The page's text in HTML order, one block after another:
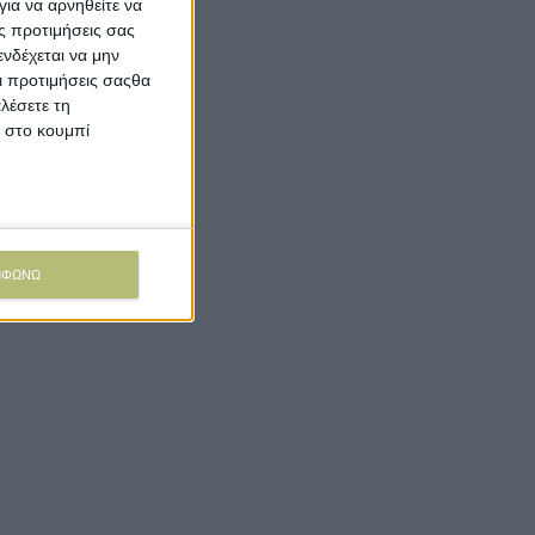
να αρνηθείτε να
προτιμήσεις σας
να μην
προτιμήσεις σαςθα
τη
στο κουμπί